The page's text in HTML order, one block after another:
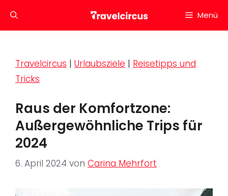
Inhalt
Menü
Travelcircus | Urlaubsziele | Reisetipps und
Tricks
Raus der Komfortzone:
Außergewöhnliche Trips für
2024
6. April 2024 von Carina Mehrfort